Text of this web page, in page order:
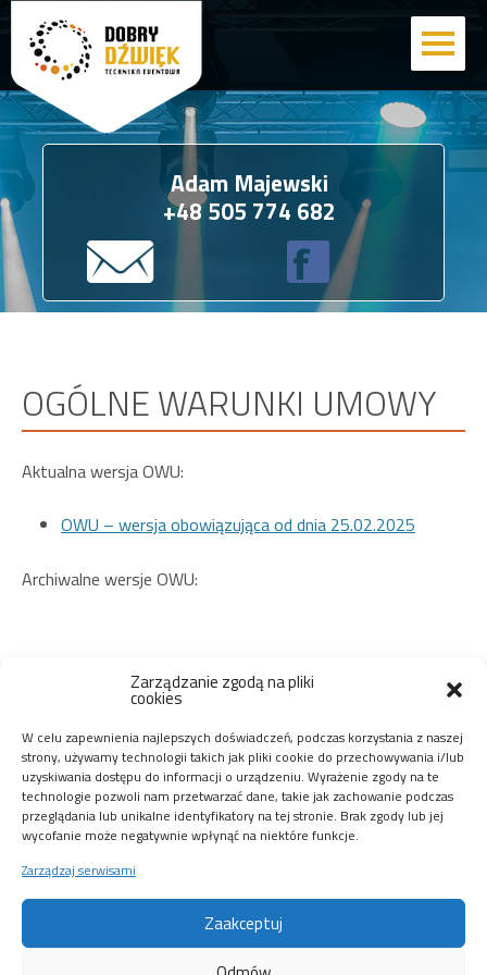
Zarządzanie zgodą na pliki
cookies
W celu zapewnienia najlepszych doświadczeń, podczas korzystania z naszej
strony, używamy technologii takich jak pliki cookie do przechowywania i/lub
uzyskiwania dostępu do informacji o urządzeniu. Wyrażenie zgody na te
technologie pozwoli nam przetwarzać dane, takie jak zachowanie podczas
przeglądania lub unikalne identyfikatory na tej stronie. Brak zgody lub jej
wycofanie może negatywnie wpłynąć na niektóre funkcje.
Zarządzaj serwisami
Zaakceptuj
Adam Majewski
+48 505 774 682
OGÓLNE WARUNKI UMOWY
Aktualna wersja OWU:
OWU – wersja obowiązująca od dnia 25.02.2025
Archiwalne wersje OWU:
Wynajem
Wynajem
Oświetlenia Wykonanie: